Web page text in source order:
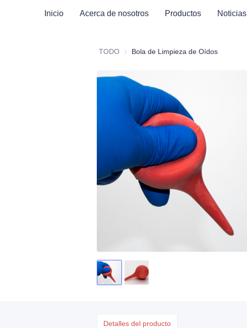
Inicio Acerca de nosotros Productos Noticias
TODO Bola de Limpieza de Oídos
Detalles del producto